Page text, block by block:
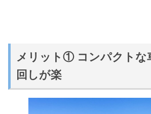
メリット① コンパクトな
回しが楽